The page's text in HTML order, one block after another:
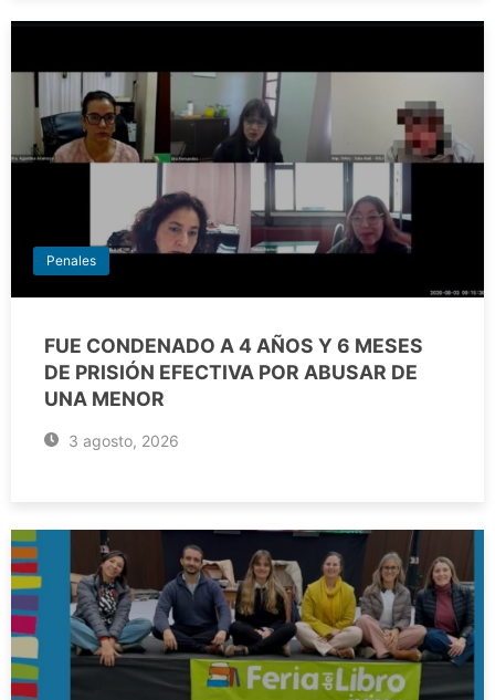
Penales
FUE CONDENADO A 4 AÑOS Y 6 MESES
DE PRISIÓN EFECTIVA POR ABUSAR DE
UNA MENOR
3 agosto, 2026